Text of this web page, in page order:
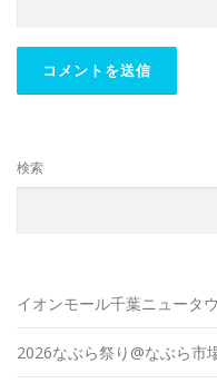
検索
イオンモール千葉ニュータ
2026なぶら祭り@なぶら市